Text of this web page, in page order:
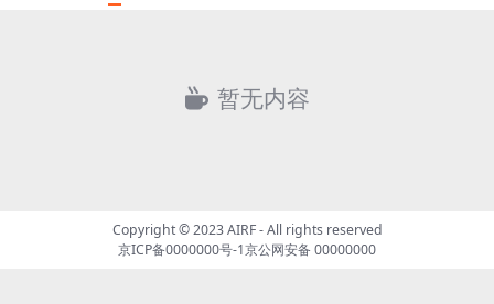
暂无内容
Copyright © 2023AIRF- All rights reserved
京ICP备0000000号-1京公网安备 00000000